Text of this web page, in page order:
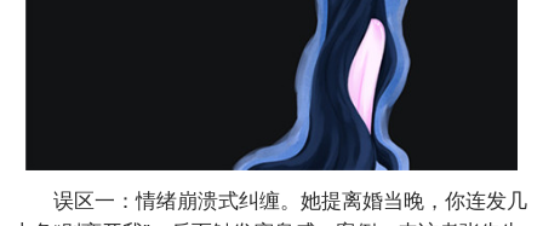
误区一：情绪崩溃式纠缠。她提离婚当晚，你连发几